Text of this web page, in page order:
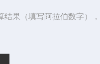
结果（填写阿拉伯数字）